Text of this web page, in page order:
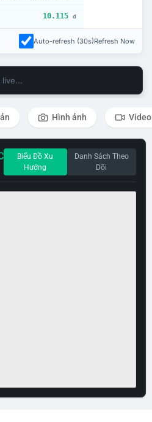
10.115 đ
Auto-refresh (30s)Refresh Now
live...
Hình ảnh Video
Biểu Đồ Xu
Hướng
Danh Sách Theo
Dõi